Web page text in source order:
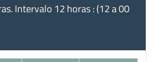
Intervalo 12 horas : (12 a 00